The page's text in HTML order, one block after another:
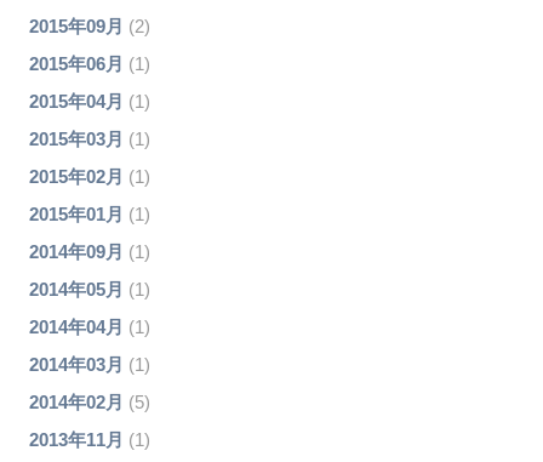
2015年09月 (2)
2015年06月 (1)
2015年04月 (1)
2015年03月 (1)
2015年02月 (1)
2015年01月 (1)
2014年09月 (1)
2014年05月 (1)
2014年04月 (1)
2014年03月 (1)
2014年02月 (5)
2013年11月 (1)